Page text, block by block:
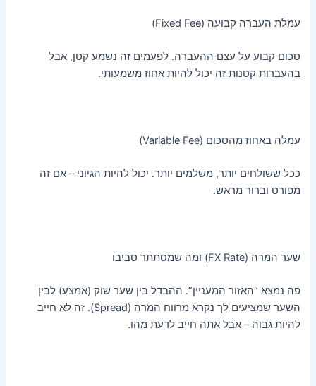
עמלת העברה קבועה (Fixed Fee)
סכום קבוע על עצם ההעברה. לפעמים זה נשמע קטן, אבל
בהעברות קטנות זה יכול להיות אחוז משמעותי.
עמלה באחוז מהסכום (Variable Fee)
ככל ששולחים יותר, משלמים יותר. יכול להיות הגיוני – אם זה
מפורט וברור מראש.
שער המרה (FX Rate) ומה שמסתתר סביבו
פה נמצא “האזור המעניין”. ההבדל בין שער שוק (אמצע) לבין
השער שמציעים לך נקרא מרווח המרה (Spread). זה לא חייב
להיות גבוה – אבל אתה חייב לדעת מהו.